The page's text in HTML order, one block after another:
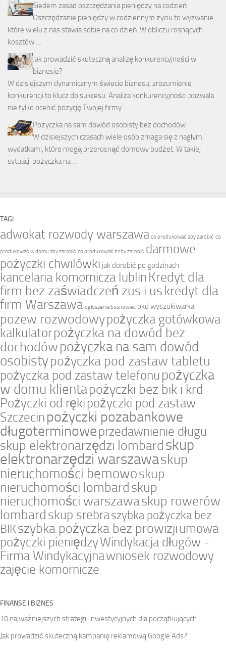
Siedem zasad oszczędzania pieniędzy na codzień
Oszczędzanie pieniędzy w codziennym życiu to wyzwanie,
które wielu z nas stawia sobie na co dzień. W obliczu rosnących
kosztów …
Jak prowadzić skuteczną analizę konkurencyjności w
biznesie?
W dzisiejszym dynamicznym świecie biznesu, zrozumienie
konkurencji to klucz do sukcesu. Analiza konkurencyjności pozwala
nie tylko ocenić pozycję Twojej firmy …
Pożyczka na sam dowód osobisty bez dochodów
W dzisiejszych czasach wiele osób zmaga się z nagłymi
wydatkami, które mogą przerosnąć domowy budżet. W takiej
sytuacji pożyczka na …
TAGI
adwokat rozwody warszawa co produkować aby zarobić co
produkować w domu aby zarobić co produkować żeby zarobić darmowe
pożyczki chwilówki jak dorobić po godzinach
kancelaria komornicza lublin Kredyt dla
firm bez zaświadczeń zus i uskredyt dla
firm Warszawa ogłoszenia Sosnowiec pkd wyszukiwarka
pozew rozwodowypożyczka gotówkowa
kalkulatorpożyczka na dowód bez
dochodówpożyczka na sam dowód
osobistypożyczka pod zastaw tabletu
pożyczka pod zastaw telefonu pożyczka
w domu klientapożyczki bez bik i krd
Pożyczki od ręki pożyczki pod zastaw
Szczecin pożyczki pozabankowe
długoterminowe przedawnienie długu
skup elektronarzędzi lombardskup
elektronarzędzi warszawaskup
nieruchomości bemowoskup
nieruchomości lombardskup
nieruchomości warszawaskup rowerów
lombard skup srebraszybka pożyczka bez
BIKszybka pożyczka bez prowizjiumowa
pożyczki pieniędzyWindykacja długów -
Firma Windykacyjnawniosek rozwodowy
zajęcie komornicze
FINANSE I BIZNES
10 najważniejszych strategii inwestycyjnych dla początkujących
Jak prowadzić skuteczną kampanię reklamową Google Ads?